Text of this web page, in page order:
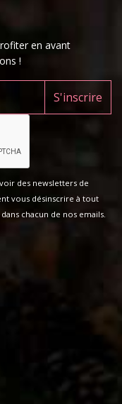
en avant
!
des newsletters de
vous désinscrire à tout
chacun de nos emails.